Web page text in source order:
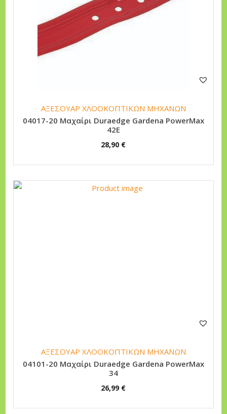
n
ΑΞΕΣΟΥΑΡ ΧΛΟΟΚΟΠΤΙΚΩΝ ΜΗΧΑΝΩΝ
04017-20 Μαχαίρι Duraedge Gardena PowerMax
42E
28,90 €
ΑΞΕΣΟΥΑΡ ΧΛΟΟΚΟΠΤΙΚΩΝ ΜΗΧΑΝΩΝ
04101-20 Μαχαίρι Duraedge Gardena PowerMax
34
26,99 €